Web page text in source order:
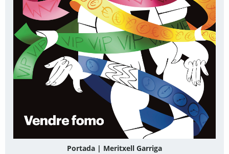
Portada | Meritxell Garriga